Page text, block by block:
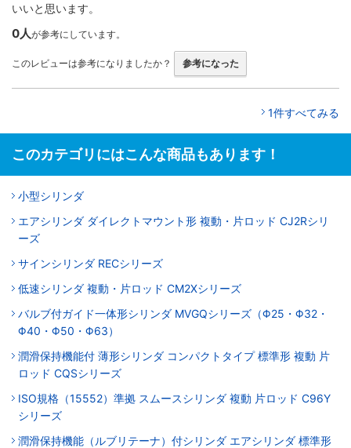
いいと思います。
0人が参考にしています。
このレビューは参考になりましたか？ 参考になった
1件すべてみる
このカテゴリにはこんな商品もあります！
小型シリンダ
エアシリンダ ダイレクトマウント形 複動・片ロッド CJ2Rシリ
ーズ
サインシリンダ RECシリーズ
低速シリンダ 複動・片ロッド CM2Xシリーズ
バルブ付ガイド一体形シリンダ MVGQシリーズ（Φ25・Φ32・
Φ40・Φ50・Φ63）
潤滑保持機能付 薄形シリンダ コンパクトタイプ 標準形 複動 片
ロッド CQSシリーズ
ISO規格（15552）準拠 スムースシリンダ 複動 片ロッド C96Y
シリーズ
潤滑保持機能（ルブリテーナ）付シリンダ エアシリンダ 標準形